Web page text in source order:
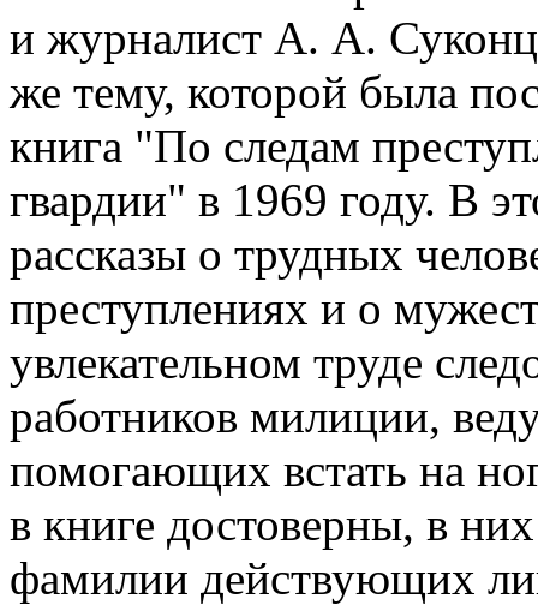
и журналист А. А.
же тему, которой была
книга "По следам
гвардии" в 1969 году. В
рассказы о трудных
преступлениях и о
увлекательном труде
работников милиции,
помогающих встать на
в книге достоверны, в
фамилии действующих